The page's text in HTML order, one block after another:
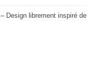
– Design librement inspiré de